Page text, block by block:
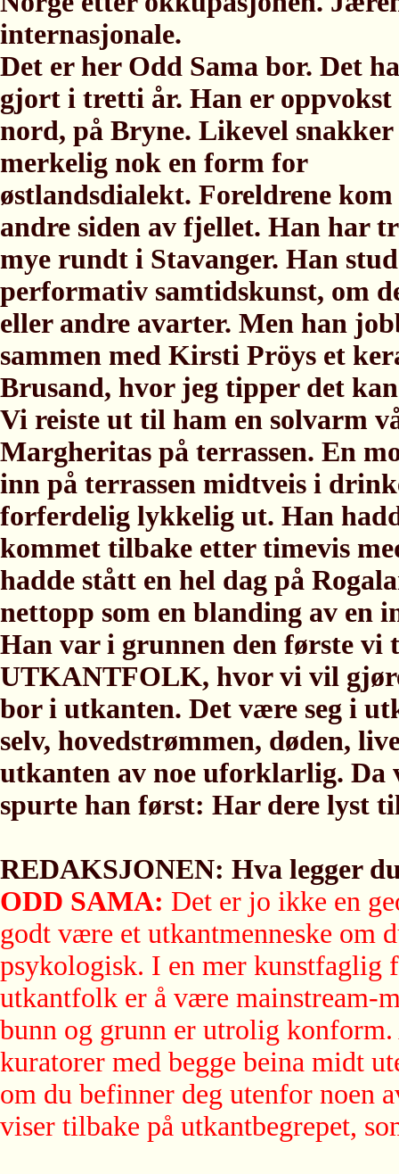
internasjonale.
Det er her Odd Sama bor. Det
gjort i tretti år. Han er oppvokst
nord, på Bryne. Likevel snakker
merkelig nok en form for
østlandsdialekt. Foreldrene
andre siden av fjellet. Han har
mye rundt i Stavanger. Han
performativ samtidskunst, om
eller andre avarter. Men han
sammen med Kirsti Pröys et
Brusand, hvor jeg tipper det
Vi reiste ut til ham en solvarm
Margheritas på terrassen. En
inn på terrassen midtveis i
forferdelig lykkelig ut. Han
kommet tilbake etter timevis
hadde stått en hel dag på
nettopp som en blanding av en
Han var i grunnen den første vi
UTKANTFOLK, hvor vi vil
bor i utkanten. Det være seg i
selv, hovedstrømmen, døden,
utkanten av noe uforklarlig. Da
spurte han først: Har dere lyst
REDAKSJONEN: Hva legger
ODD SAMA: Det er jo ikke en
godt være et utkantmenneske om
psykologisk. I en mer kunstfaglig
utkantfolk er å være mainstream-
bunn og grunn er utrolig
kuratorer med begge beina midt
om du befinner deg utenfor noen
viser tilbake på utkantbegrepet,